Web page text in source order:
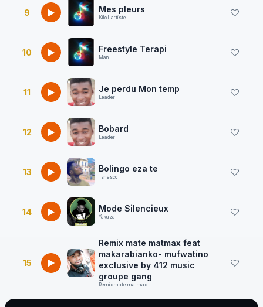
9 Mes pleurs
Kilo l'artiste
10 Freestyle Terapi
Man
11 Je perdu Mon temp
Leader
12 Bobard
Leader
13 Bolingo eza te
Tshesco
14 Mode Silencieux
Yakuza
15
Remix mate matmax feat
makarabianko- mufwatino
exclusive by 412 music
groupe gang
Remix mate matmax